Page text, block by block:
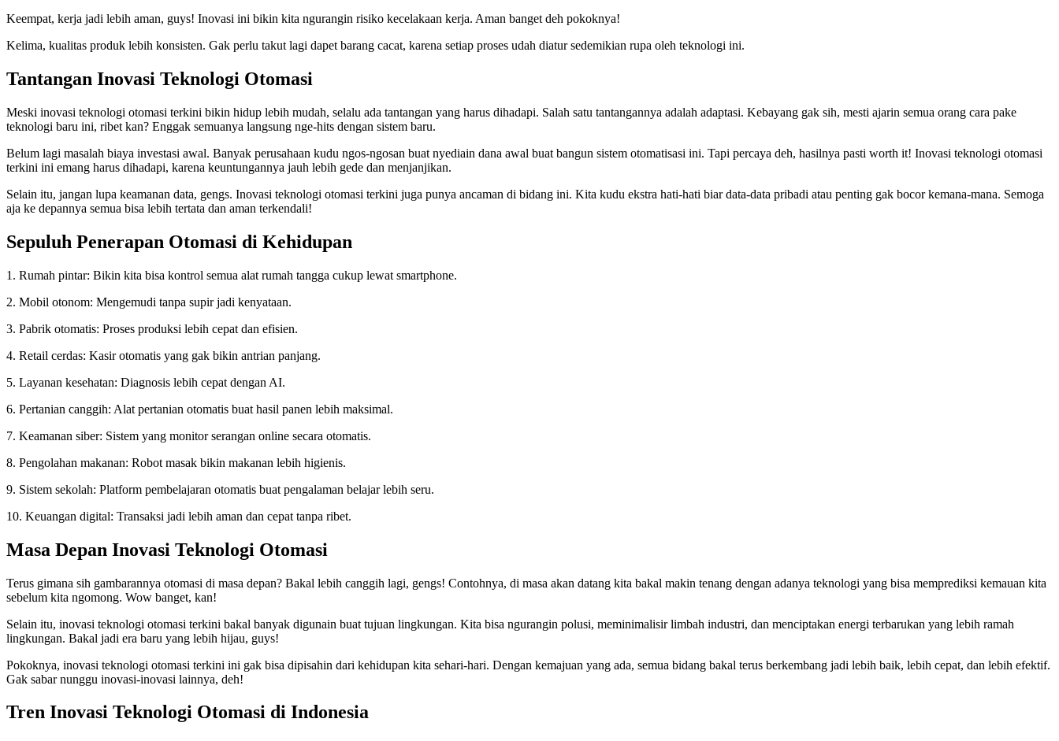
Keempat, kerja jadi lebih aman, guys! Inovasi ini bikin kita ngurangin risiko kecelakaan kerja. Aman banget deh pokoknya!
Kelima, kualitas produk lebih konsisten. Gak perlu takut lagi dapet barang cacat, karena setiap proses udah diatur sedemikian rupa oleh teknologi ini.
Tantangan Inovasi Teknologi Otomasi
Meski inovasi teknologi otomasi terkini bikin hidup lebih mudah, selalu ada tantangan yang harus dihadapi. Salah satu tantangannya adalah adaptasi. Kebayang gak sih, mesti ajarin semua orang cara pake
teknologi baru ini, ribet kan? Enggak semuanya langsung nge-hits dengan sistem baru.
Belum lagi masalah biaya investasi awal. Banyak perusahaan kudu ngos-ngosan buat nyediain dana awal buat bangun sistem otomatisasi ini. Tapi percaya deh, hasilnya pasti worth it! Inovasi teknologi otomasi
terkini ini emang harus dihadapi, karena keuntungannya jauh lebih gede dan menjanjikan.
Selain itu, jangan lupa keamanan data, gengs. Inovasi teknologi otomasi terkini juga punya ancaman di bidang ini. Kita kudu ekstra hati-hati biar data-data pribadi atau penting gak bocor kemana-mana. Semoga
aja ke depannya semua bisa lebih tertata dan aman terkendali!
Sepuluh Penerapan Otomasi di Kehidupan
1. Rumah pintar: Bikin kita bisa kontrol semua alat rumah tangga cukup lewat smartphone.
2. Mobil otonom: Mengemudi tanpa supir jadi kenyataan.
3. Pabrik otomatis: Proses produksi lebih cepat dan efisien.
4. Retail cerdas: Kasir otomatis yang gak bikin antrian panjang.
5. Layanan kesehatan: Diagnosis lebih cepat dengan AI.
6. Pertanian canggih: Alat pertanian otomatis buat hasil panen lebih maksimal.
7. Keamanan siber: Sistem yang monitor serangan online secara otomatis.
8. Pengolahan makanan: Robot masak bikin makanan lebih higienis.
9. Sistem sekolah: Platform pembelajaran otomatis buat pengalaman belajar lebih seru.
10. Keuangan digital: Transaksi jadi lebih aman dan cepat tanpa ribet.
Masa Depan Inovasi Teknologi Otomasi
Terus gimana sih gambarannya otomasi di masa depan? Bakal lebih canggih lagi, gengs! Contohnya, di masa akan datang kita bakal makin tenang dengan adanya teknologi yang bisa memprediksi kemauan kita
sebelum kita ngomong. Wow banget, kan!
Selain itu, inovasi teknologi otomasi terkini bakal banyak digunain buat tujuan lingkungan. Kita bisa ngurangin polusi, meminimalisir limbah industri, dan menciptakan energi terbarukan yang lebih ramah
lingkungan. Bakal jadi era baru yang lebih hijau, guys!
Pokoknya, inovasi teknologi otomasi terkini ini gak bisa dipisahin dari kehidupan kita sehari-hari. Dengan kemajuan yang ada, semua bidang bakal terus berkembang jadi lebih baik, lebih cepat, dan lebih efektif.
Gak sabar nunggu inovasi-inovasi lainnya, deh!
Tren Inovasi Teknologi Otomasi di Indonesia